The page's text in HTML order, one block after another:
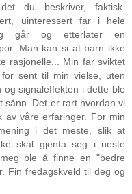
du beskriver, faktisk.
uinteressert far i hele
går og etterlater en
Man kan si at barn ikke
rasjonelle... Min far sviktet
sent til min vielse, uten
og signaleffekten i dette ble
sånn. Det er rart hvordan vi
av våre erfaringer. For min
i det meste, slik at
skal gjenta seg i neste
ble å finne en "bedre
Fin fredagskveld til deg og